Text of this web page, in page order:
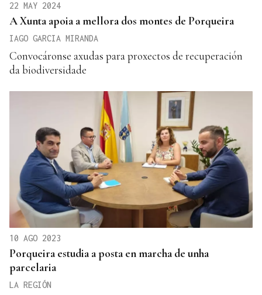
22 MAY 2024
A Xunta apoia a mellora dos montes de Porqueira
IAGO GARCIA MIRANDA
Convocáronse axudas para proxectos de recuperación
da biodiversidade
10 AGO 2023
Porqueira estudia a posta en marcha de unha
parcelaria
LA REGIÓN